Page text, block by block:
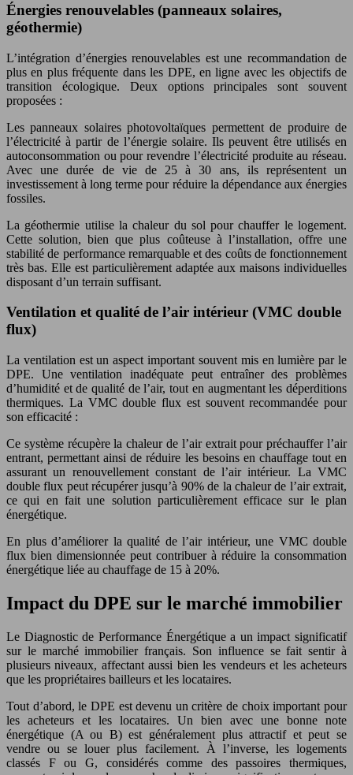
Énergies renouvelables (panneaux solaires,
géothermie)
L’intégration d’énergies renouvelables est une recommandation de
plus en plus fréquente dans les DPE, en ligne avec les objectifs de
transition écologique. Deux options principales sont souvent
proposées :
Les panneaux solaires photovoltaïques permettent de produire de
l’électricité à partir de l’énergie solaire. Ils peuvent être utilisés en
autoconsommation ou pour revendre l’électricité produite au réseau.
Avec une durée de vie de 25 à 30 ans, ils représentent un
investissement à long terme pour réduire la dépendance aux énergies
fossiles.
La géothermie utilise la chaleur du sol pour chauffer le logement.
Cette solution, bien que plus coûteuse à l’installation, offre une
stabilité de performance remarquable et des coûts de fonctionnement
très bas. Elle est particulièrement adaptée aux maisons individuelles
disposant d’un terrain suffisant.
Ventilation et qualité de l’air intérieur (VMC double
flux)
La ventilation est un aspect important souvent mis en lumière par le
DPE. Une ventilation inadéquate peut entraîner des problèmes
d’humidité et de qualité de l’air, tout en augmentant les déperditions
thermiques. La VMC double flux est souvent recommandée pour
son efficacité :
Ce système récupère la chaleur de l’air extrait pour préchauffer l’air
entrant, permettant ainsi de réduire les besoins en chauffage tout en
assurant un renouvellement constant de l’air intérieur. La VMC
double flux peut récupérer jusqu’à 90% de la chaleur de l’air extrait,
ce qui en fait une solution particulièrement efficace sur le plan
énergétique.
En plus d’améliorer la qualité de l’air intérieur, une VMC double
flux bien dimensionnée peut contribuer à réduire la consommation
énergétique liée au chauffage de 15 à 20%.
Impact du DPE sur le marché immobilier
Le Diagnostic de Performance Énergétique a un impact significatif
sur le marché immobilier français. Son influence se fait sentir à
plusieurs niveaux, affectant aussi bien les vendeurs et les acheteurs
que les propriétaires bailleurs et les locataires.
Tout d’abord, le DPE est devenu un critère de choix important pour
les acheteurs et les locataires. Un bien avec une bonne note
énergétique (A ou B) est généralement plus attractif et peut se
vendre ou se louer plus facilement. À l’inverse, les logements
classés F ou G, considérés comme des passoires thermiques,